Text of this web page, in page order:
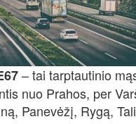
– tai tarptautinio
nuo Prahos, per
Panevėžį, Rygą,